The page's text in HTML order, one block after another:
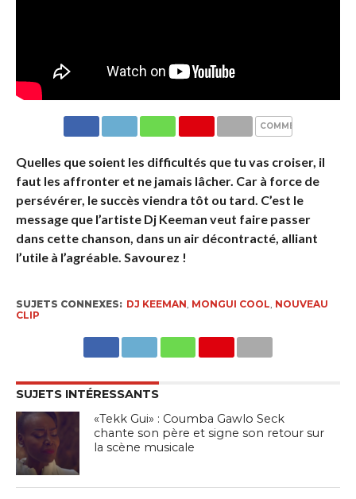
COMMENTAIRES
Quelles que soient les difficultés que tu vas croiser, il
faut les affronter et ne jamais lâcher. Car à force de
persévérer, le succès viendra tôt ou tard. C’est le
message que l’artiste Dj Keeman veut faire passer
dans cette chanson, dans un air décontracté, alliant
l’utile à l’agréable. Savourez !
SUJETS CONNEXES: DJ KEEMAN, MONGUI COOL, NOUVEAU
CLIP
SUJETS INTÉRESSANTS
«Tekk Gui» : Coumba Gawlo Seck
chante son père et signe son retour sur
la scène musicale